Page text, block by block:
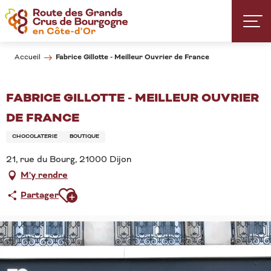
Aller
au
contenu
Accueil Fabrice Gillotte - Meilleur Ouvrier de France
FABRICE GILLOTTE - MEILLEUR OUVRIER
DE FRANCE
CHOCOLATERIE BOUTIQUE
21, rue du Bourg, 21000 Dijon
M'y rendre
PartagerAjouter aux favoris